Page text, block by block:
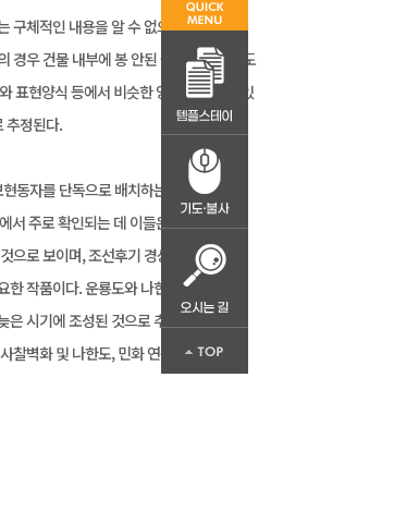
구체적인 내용을 알 수 없으나,
경우 건물 내부에 봉 안된 불화(영산회상도
표현양식 등에서 비슷한 양식을 보이고 있
추정된다.
동자를 단독으로 배치하는 형식은
서 주로 확인되는 데 이들은 석가모니의
으로 보이며, 조선후기 경상도 지역
작품이다. 운룡도와 나한·조사도는
은 시기에 조성된 것으로 추정되나,
찰벽화 및 나한도, 민화 연구에